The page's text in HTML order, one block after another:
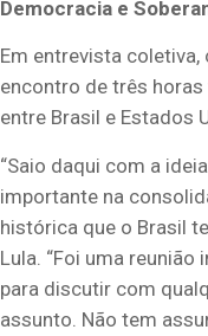
Democracia e
Em entrevista
encontro de três
entre Brasil e Estados
“Saio daqui com a
importante na
histórica que o Brasil
Lula. “Foi uma
para discutir com
assunto. Não tem